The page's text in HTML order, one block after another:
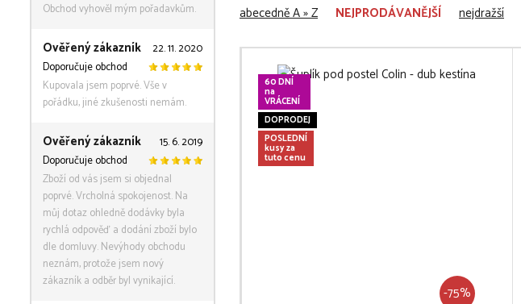
Obchod vyhověl mým pořadavkům.
Ověřený zákazník
22. 11. 2020
Doporučuje obchod
Kupovala jsem poprvé. Vše v
pořádku, jiné zkušenosti nemám.
Ověřený zákazník
15. 6. 2019
Doporučuje obchod
Zboží od vás jsem si objednal
poprvé. Vrcholná spokojenost. Na
můj dotaz ohledně dodávky byla
rychlá odpověď a dodání zboží bylo
dle domluvy. Nevýhody obchodu
neznám, protože jsem nový
zákazník a odběr byl vynikající.
abecedně A » Z NEJPRODÁVANĚJŠÍ nejdražší
60 DNÍ
na
VRÁCENÍ
DOPRODEJ
POSLEDNÍ
kusy za
tuto cenu
-75%